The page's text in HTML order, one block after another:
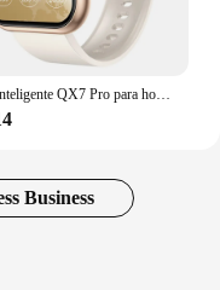
Reloj inteligente QX7 Pro para hombre y mujer, pulsera con llamadas, Bluetooth, pantalla grande HD de 2 pulgadas, AI voz, monitoreo de salud, rastreador de Fitness deportivo
Business